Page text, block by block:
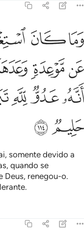
وما كان استغفار ابراهيم
وَمَا كَانَ ٱسْتِغْفَارُ إِبْرَٰهِيمَ
ﱨﱩ
ﱮﱯ
ﱵﱶﱷ
ﱾﱿ
somente devido a
quando se
Deus, renegou-o.